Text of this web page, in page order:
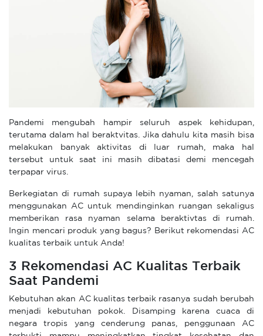
Pandemi mengubah hampir seluruh aspek kehidupan,
terutama dalam hal beraktvitas. Jika dahulu kita masih bisa
melakukan banyak aktivitas di luar rumah, maka hal
tersebut untuk saat ini masih dibatasi demi mencegah
terpapar virus.
Berkegiatan di rumah supaya lebih nyaman, salah satunya
menggunakan AC untuk mendinginkan ruangan sekaligus
memberikan rasa nyaman selama beraktivtas di rumah.
Ingin mencari produk yang bagus? Berikut rekomendasi AC
kualitas terbaik untuk Anda!
3 Rekomendasi AC Kualitas Terbaik
Saat Pandemi
Kebutuhan akan AC kualitas terbaik rasanya sudah berubah
menjadi kebutuhan pokok. Disamping karena cuaca di
negara tropis yang cenderung panas, penggunaan AC